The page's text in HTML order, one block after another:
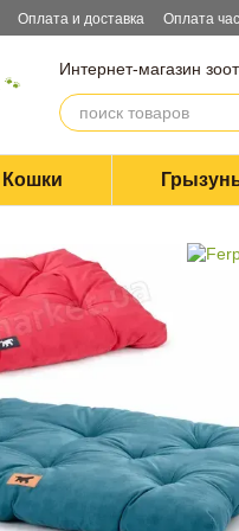
Оплата и доставка Оплата
Интернет-магазин
Кошки